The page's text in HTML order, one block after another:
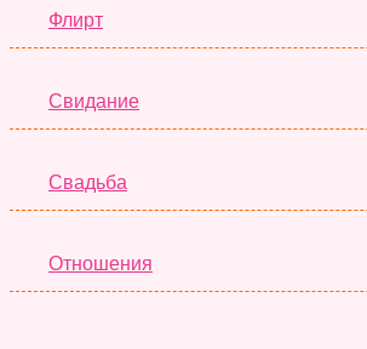
Флирт
Свидание
Свадьба
Отношения